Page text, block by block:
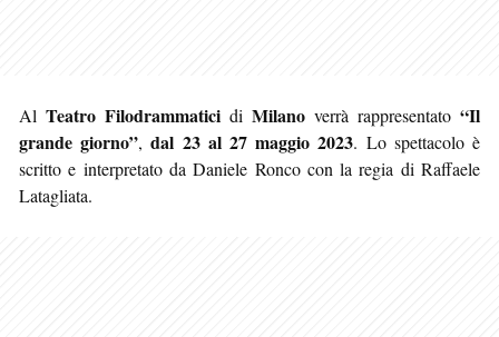
Al Teatro Filodrammatici di Milano verrà rappresentato “Il
grande giorno”,dal 23 al 27 maggio 2023. Lo spettacolo è
scritto e interpretato da Daniele Ronco con la regia di Raffaele
Latagliata.